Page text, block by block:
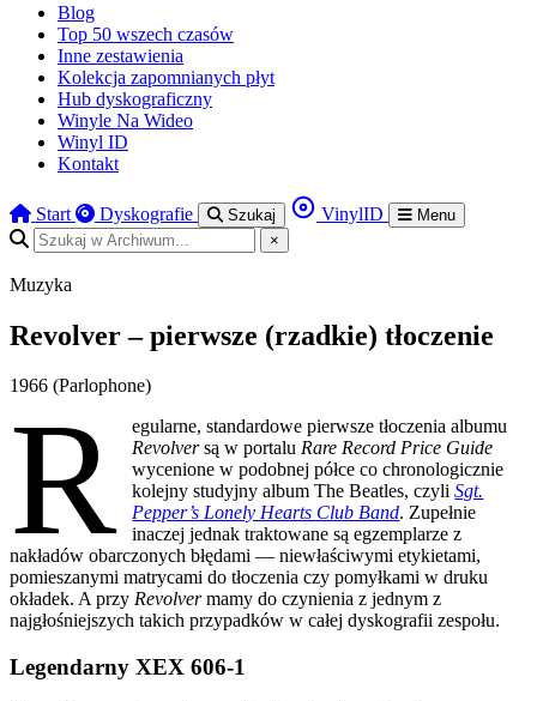
Blog
Top 50 wszech czasów
Inne zestawienia
Kolekcja zapomnianych płyt
Hub dyskograficzny
Winyle Na Wideo
Winyl ID
Kontakt
Start Dyskografie Szukaj VinylID
Menu
×
Muzyka
Revolver – pierwsze (rzadkie) tłoczenie
1966 (Parlophone)
R
egularne, standardowe pierwsze tłoczenia albumu
Revolversą w portaluRare Record Price Guide
wycenione w podobnej półce co chronologicznie
kolejny studyjny album The Beatles, czyliSgt.
Pepper’s Lonely Hearts Club Band. Zupełnie
inaczej jednak traktowane są egzemplarze z
nakładów obarczonych błędami — niewłaściwymi etykietami,
pomieszanymi matrycami do tłoczenia czy pomyłkami w druku
okładek. A przy Revolvermamy do czynienia z jednym z
najgłośniejszych takich przypadków w całej dyskografii zespołu.
Legendarny XEX 606-1